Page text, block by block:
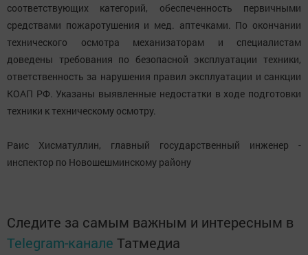
соответствующих категорий, обеспеченность первичными
средствами пожаротушения и мед. аптечками. По окончании
технического осмотра механизаторам и специалистам
доведены требования по безопасной эксплуатации техники,
ответственность за нарушения правил эксплуатации и санкции
КОАП РФ. Указаны выявленные недостатки в ходе подготовки
техники к техническому осмотру.
Раис Хисматуллин, главный государственный инженер -
инспектор по Новошешминскому району
Следите за самым важным и интересным в
Telegram-канале Татмедиа